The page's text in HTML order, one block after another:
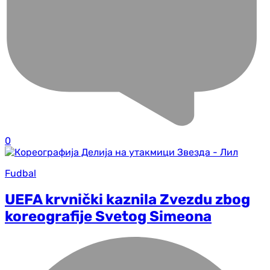
0
Fudbal
UEFA krvnički kaznila Zvezdu zbog
koreografije Svetog Simeona